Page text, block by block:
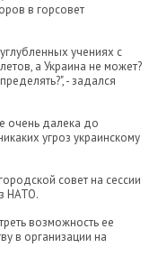
в горсовет
учениях с
а Украина не может?
- задался
очень далека до
угроз украинскому
совет на сессии
НАТО.
возможность ее
в организации на